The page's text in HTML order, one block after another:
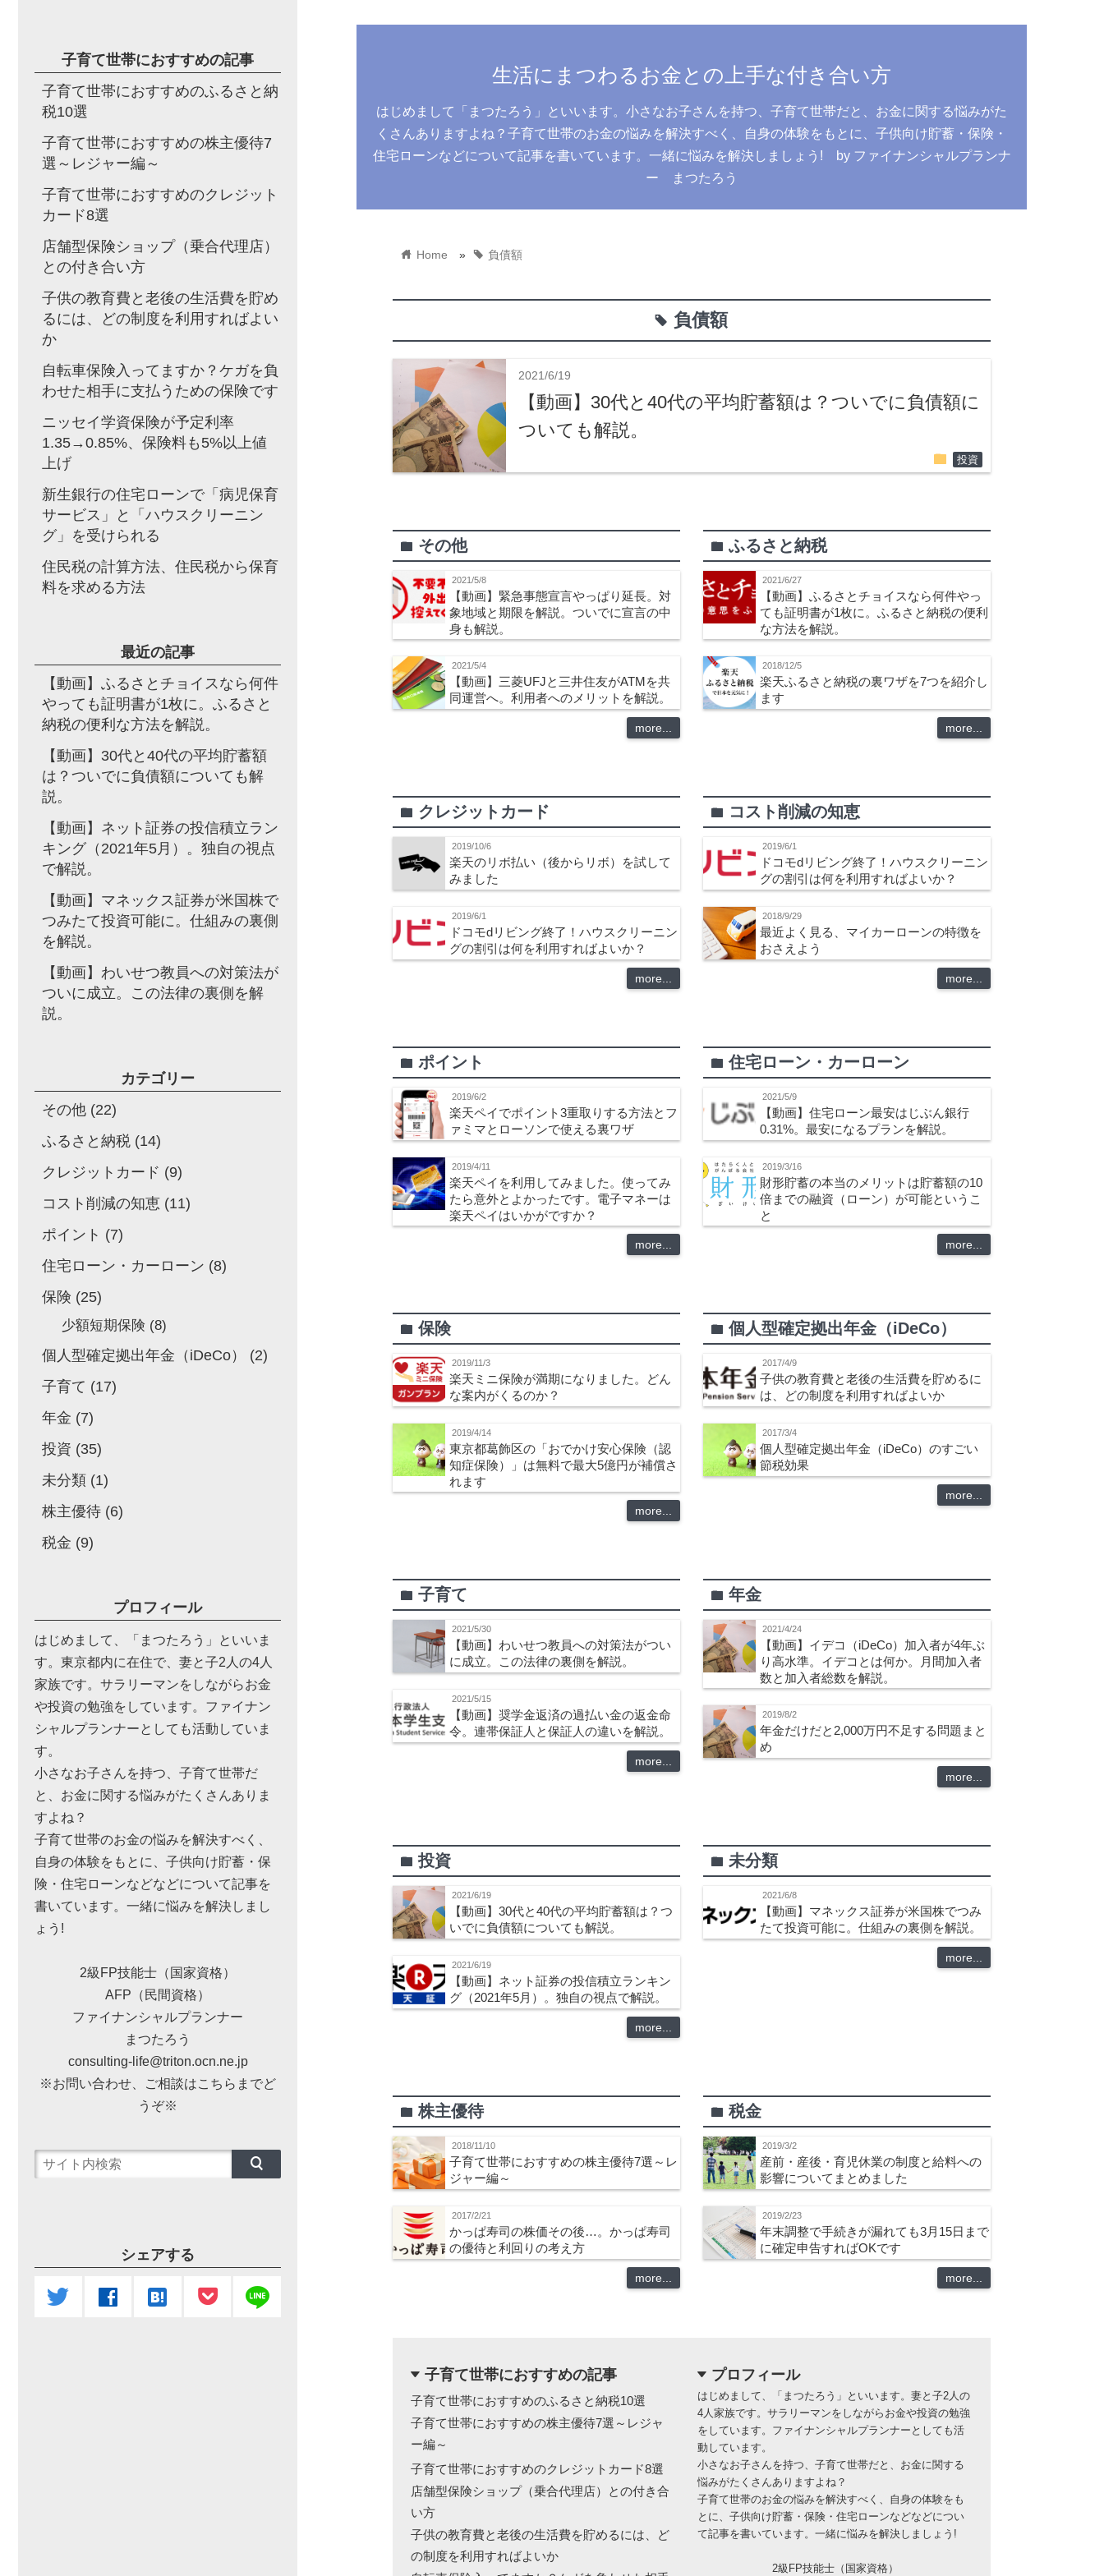
生活にまつわるお金との上手な付き合い方
はじめまして「まつたろう」といいます。小さなお子さんを持つ、子育て世帯だと、お金に関する悩みがた
くさんありますよね？子育て世帯のお金の悩みを解決すべく、自身の体験をもとに、子供向け貯蓄・保険・
住宅ローンなどについて記事を書いています。一緒に悩みを解決しましょう! by ファイナンシャルプランナ
ー まつたろう
home Home » tag 負債額
tag 負債額
2021/6/19
【動画】30代と40代の平均貯蓄額は？ついでに負債額に
ついても解説。
folder 投資
folder その他
2021/5/8
【動画】緊急事態宣言やっぱり延長。対
象地域と期限を解説。ついでに宣言の中
身も解説。
2021/5/4
【動画】三菱UFJと三井住友がATMを共
同運営へ。利用者へのメリットを解説。
more...
folder ふるさと納税
2021/6/27
【動画】ふるさとチョイスなら何件やっ
ても証明書が1枚に。ふるさと納税の便利
な方法を解説。
2018/12/5
楽天ふるさと納税の裏ワザを7つを紹介し
ます
more...
folder クレジットカード
2019/10/6
楽天のリボ払い（後からリボ）を試して
みました
2019/6/1
ドコモdリビング終了！ハウスクリーニン
グの割引は何を利用すればよいか？
more...
folder コスト削減の知恵
2019/6/1
ドコモdリビング終了！ハウスクリーニン
グの割引は何を利用すればよいか？
2018/9/29
最近よく見る、マイカーローンの特徴を
おさえよう
more...
folder ポイント
2019/6/2
楽天ペイでポイント3重取りする方法とフ
ァミマとローソンで使える裏ワザ
2019/4/11
楽天ペイを利用してみました。使ってみ
たら意外とよかったです。電子マネーは
楽天ペイはいかがですか？
more...
folder住宅ローン・カーローン
2021/5/9
【動画】住宅ローン最安はじぶん銀行
0.31%。最安になるプランを解説。
2019/3/16
財形貯蓄の本当のメリットは貯蓄額の10
倍までの融資（ローン）が可能というこ
と
more...
folder 保険
2019/11/3
楽天ミニ保険が満期になりました。どん
な案内がくるのか？
2019/4/14
東京都葛飾区の「おでかけ安心保険（認
知症保険）」は無料で最大5億円が補償さ
れます
more...
folder 個人型確定拠出年金（iDeCo）
2017/4/9
子供の教育費と老後の生活費を貯めるに
は、どの制度を利用すればよいか
2017/3/4
個人型確定拠出年金（iDeCo）のすごい
節税効果
more...
folder 子育て
2021/5/30
【動画】わいせつ教員への対策法がつい
に成立。この法律の裏側を解説。
2021/5/15
【動画】奨学金返済の過払い金の返金命
令。連帯保証人と保証人の違いを解説。
more...
folder 年金
2021/4/24
【動画】イデコ（iDeCo）加入者が4年ぶ
り高水準。イデコとは何か。月間加入者
数と加入者総数を解説。
2019/8/2
年金だけだと2,000万円不足する問題まと
め
more...
folder 投資
2021/6/19
【動画】30代と40代の平均貯蓄額は？つ
いでに負債額についても解説。
2021/6/19
【動画】ネット証券の投信積立ランキン
グ（2021年5月）。独自の視点で解説。
more...
folder 未分類
2021/6/8
【動画】マネックス証券が米国株でつみ
たて投資可能に。仕組みの裏側を解説。
more...
folder 株主優待
2018/11/10
子育て世帯におすすめの株主優待7選～レ
ジャー編～
2017/2/21
かっぱ寿司の株価その後…。かっぱ寿司
の優待と利回りの考え方
more...
folder 税金
2019/3/2
産前・産後・育児休業の制度と給料への
影響についてまとめました
2019/2/23
年末調整で手続きが漏れても3月15日まで
に確定申告すればOKです
more...
dropdown 子育て世帯におすすめの記事
子育て世帯におすすめのふるさと納税10選
子育て世帯におすすめの株主優待7選～レジャ
ー編～
子育て世帯におすすめのクレジットカード8選
店舗型保険ショップ（乗合代理店）との付き合
い方
子供の教育費と老後の生活費を貯めるには、ど
の制度を利用すればよいか
dropdown プロフィール
はじめまして、「まつたろう」といいます。妻と子2人の
4人家族です。サラリーマンをしながらお金や投資の勉強
をしています。ファイナンシャルプランナーとしても活
動しています。
小さなお子さんを持つ、子育て世帯だと、お金に関する
悩みがたくさんありますよね？
子育て世帯のお金の悩みを解決すべく、自身の体験をも
とに、子供向け貯蓄・保険・住宅ローンなどなどについ
て記事を書いています。一緒に悩みを解決しましょう!
2級FP技能士（国家資格）
子育て世帯におすすめの記事
子育て世帯におすすめのふるさと納
税10選
子育て世帯におすすめの株主優待7
選～レジャー編～
子育て世帯におすすめのクレジット
カード8選
店舗型保険ショップ（乗合代理店）
との付き合い方
子供の教育費と老後の生活費を貯め
るには、どの制度を利用すればよい
か
自転車保険入ってますか？ケガを負
わせた相手に支払うための保険です
ニッセイ学資保険が予定利率
1.35→0.85%、保険料も5%以上値
上げ
新生銀行の住宅ローンで「病児保育
サービス」と「ハウスクリーニン
グ」を受けられる
住民税の計算方法、住民税から保育
料を求める方法
最近の記事
【動画】ふるさとチョイスなら何件
やっても証明書が1枚に。ふるさと
納税の便利な方法を解説。
【動画】30代と40代の平均貯蓄額
は？ついでに負債額についても解
説。
【動画】ネット証券の投信積立ラン
キング（2021年5月）。独自の視点
で解説。
【動画】マネックス証券が米国株で
つみたて投資可能に。仕組みの裏側
を解説。
【動画】わいせつ教員への対策法が
ついに成立。この法律の裏側を解
説。
カテゴリー
その他 (22)
ふるさと納税 (14)
クレジットカード (9)
コスト削減の知恵 (11)
ポイント (7)
住宅ローン・カーローン (8)
保険 (25)
少額短期保険 (8)
個人型確定拠出年金（iDeCo）
(2)
子育て (17)
年金 (7)
投資 (35)
未分類 (1)
株主優待 (6)
税金 (9)
プロフィール
はじめまして、「まつたろう」といいま
す。東京都内に在住で、妻と子2人の4人
家族です。サラリーマンをしながらお金
や投資の勉強をしています。ファイナン
シャルプランナーとしても活動していま
す。
小さなお子さんを持つ、子育て世帯だ
と、お金に関する悩みがたくさんありま
すよね？
子育て世帯のお金の悩みを解決すべく、
自身の体験をもとに、子供向け貯蓄・保
険・住宅ローンなどなどについて記事を
書いています。一緒に悩みを解決しまし
ょう!
2級FP技能士（国家資格）
AFP（民間資格）
ファイナンシャルプランナー
まつたろう
consulting-life@triton.ocn.ne.jp
※お問い合わせ、ご相談はこちらまでど
うぞ※
シェアする
twitter facebook hatenabookmark line